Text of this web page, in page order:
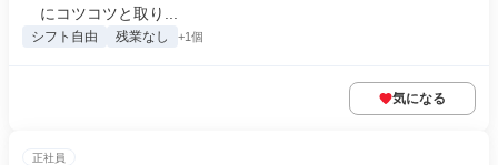
にコツコツと取り...
シフト自由 残業なし +1個
気になる
正社員